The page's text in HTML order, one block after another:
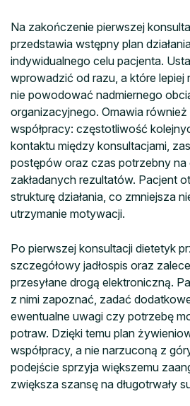
Na zakończenie pierwszej
przedstawia wstępny plan
indywidualnego celu pacjenta.
wprowadzić od razu, a które lepiej
nie powodować nadmiernego
organizacyjnego. Omawia
współpracy: częstotliwość
kontaktu między konsultacjami,
postępów oraz czas potrzebny na
zakładanych rezultatów. Pacjent
strukturę działania, co zmniejsza
utrzymanie motywacji.
Po pierwszej konsultacji dietetyk
szczegółowy jadłospis oraz
przesyłane drogą elektroniczną.
z nimi zapoznać, zadać
ewentualne uwagi czy potrzebę
potraw. Dzięki temu plan
współpracy, a nie narzuconą z
podejście sprzyja większemu
zwiększa szansę na długotrwały